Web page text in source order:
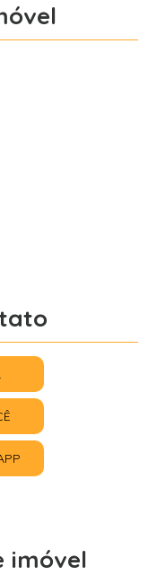
imóvel